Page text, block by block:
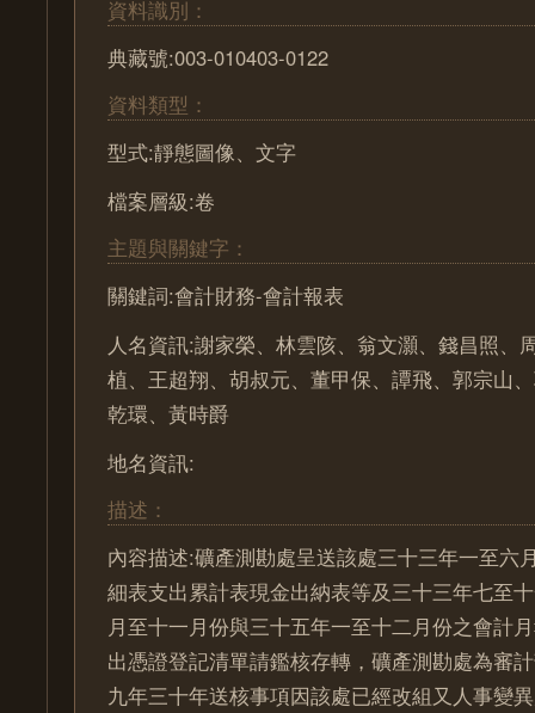
資料識別：
典藏號:003-010403-0122
資料類型：
型式:靜態圖像、文字
檔案層級:卷
主題與關鍵字：
關鍵詞:會計財務-會計報表
人名資訊:謝家榮、林雲陔、翁文灝、錢昌照、
植、王超翔、胡叔元、董甲保、譚飛、郭宗山
乾環、黃時爵
地名資訊:
描述：
內容描述:礦產測勘處呈送該處三十三年一至六
細表支出累計表現金出納表等及三十三年七至
月至十一月份與三十五年一至十二月份之會計
出憑證登記清單請鑑核存轉，礦產測勘處為審
九年三十年送核事項因該處已經改組又人事變